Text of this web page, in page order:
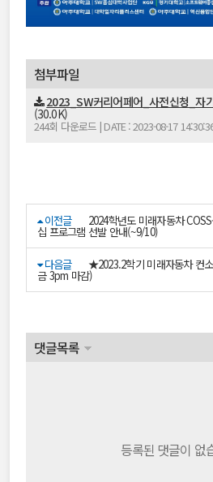
첨부파일
2023_SW커리어페어_사전신청_자
(30.0K)
244회 다운로드 | DATE : 2023-08-17
이전글 2024학년도 미래자동차
십 프로그램 선발 안내(~9/10)
다음글 ★2023.2학기 미래자동차 컨
금 3pm 마감)
댓글목록
등록된 댓글이 없